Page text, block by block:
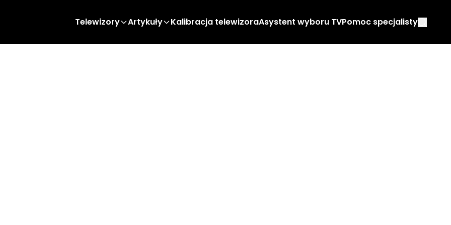
Telewizory Artykuły Kalibracja telewizoraAsystent wyboru TVPomoc specjalisty